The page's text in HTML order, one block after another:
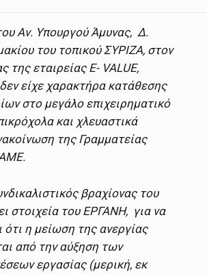
Αν. Υπουργού Άμυνας, Δ.
του τοπικού ΣΥΡΙΖΑ, στον
της εταιρείας E- VALUE,
είχε χαρακτήρα κατάθεσης
στο μεγάλο επιχειρηματικό
και χλευαστικά
της Γραμματείας
βραχίονας του
στοιχεία του ΕΡΓΑΝΗ, για να
ότι η μείωση της ανεργίας
από την αύξηση των
εργασίας (μερική, εκ